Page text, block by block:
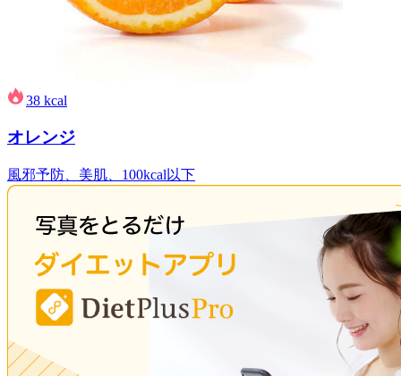
38 kcal
オレンジ
風邪予防、美肌、100kcal以下